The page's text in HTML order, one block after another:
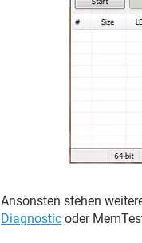
Ansonsten stehen
Diagnostic oder